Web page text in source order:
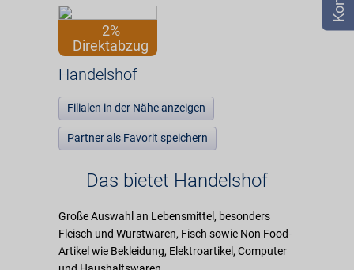
Login
☎ 0800 - 279 25 82
Handelshof
2%
Direktabzug
Handelshof
Filialen in der Nähe anzeigen
Partner als Favorit speichern
Das bietet Handelshof
Große Auswahl an Lebensmittel, besonders
Fleisch und Wurstwaren, Fisch sowie Non Food-
Artikel wie Bekleidung, Elektroartikel, Computer